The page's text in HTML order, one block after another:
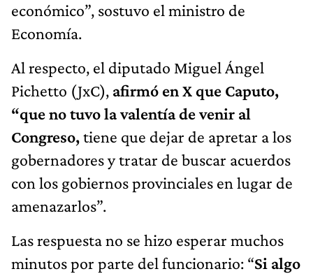
económico”, sostuvo el ministro de
Economía.
Al respecto, el diputado Miguel Ángel
Pichetto (JxC), afirmó en X que Caputo,
“que no tuvo la valentía de venir al
Congreso,tiene que dejar de apretar a los
gobernadores y tratar de buscar acuerdos
con los gobiernos provinciales en lugar de
amenazarlos”.
Las respuesta no se hizo esperar muchos
minutos por parte del funcionario: “Si algo